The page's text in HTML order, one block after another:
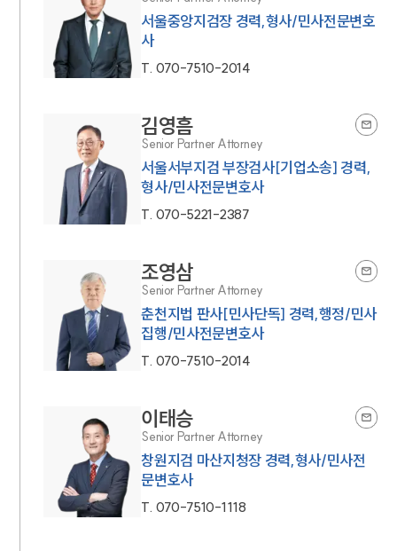
서울중앙지검장 경력,형사/민사전문변호
사
T. 070-7510-2014
김영흠
Senior Partner Attorney
서울서부지검 부장검사[기업소송] 경력,
형사/민사전문변호사
T. 070-5221-2387
조영삼
Senior Partner Attorney
춘천지법 판사[민사단독] 경력,행정/민사
집행/민사전문변호사
T. 070-7510-2014
이태승
Senior Partner Attorney
창원지검 마산지청장 경력,형사/민사전
문변호사
T. 070-7510-1118